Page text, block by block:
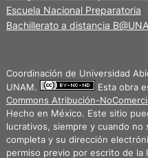
Escuela Nacional Preparatoria
Bachillerato a distancia
Coordinación de Universidad
UNAM.
Esta obra
Commons Atribución-
Hecho en México. Este sitio
lucrativos, siempre y cuando
completa y su dirección
permiso previo por escrito de la